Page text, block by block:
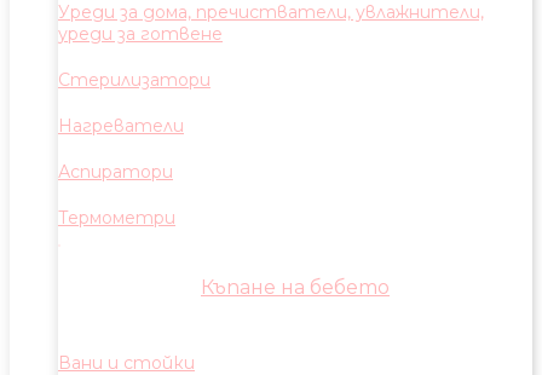
Уреди за дома, пречистватели, увлажнители,
уреди за готвене
Стерилизатори
Нагреватели
Аспиратори
Термометри
Къпане на бебето
Вани и стойки